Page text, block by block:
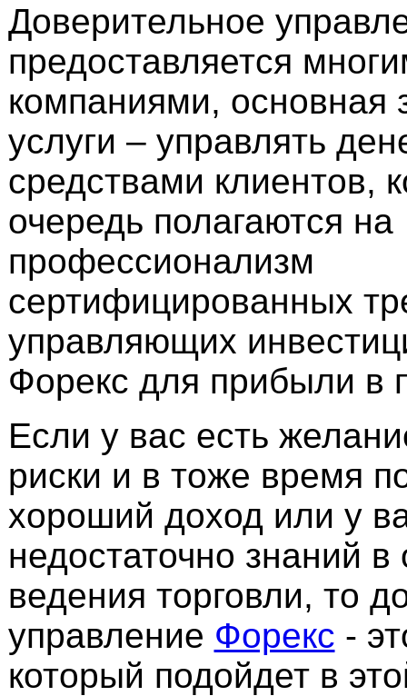
Доверительное
предоставляется
компаниями, основная
услуги – управлять
средствами клиентов,
очередь полагаются на
профессионализм
сертифицированных
управляющих
Форекс для прибыли в
Если у вас есть
риски и в тоже время
хороший доход или у
недостаточно знаний в
ведения торговли, то
управление Форекс -
который подойдет в